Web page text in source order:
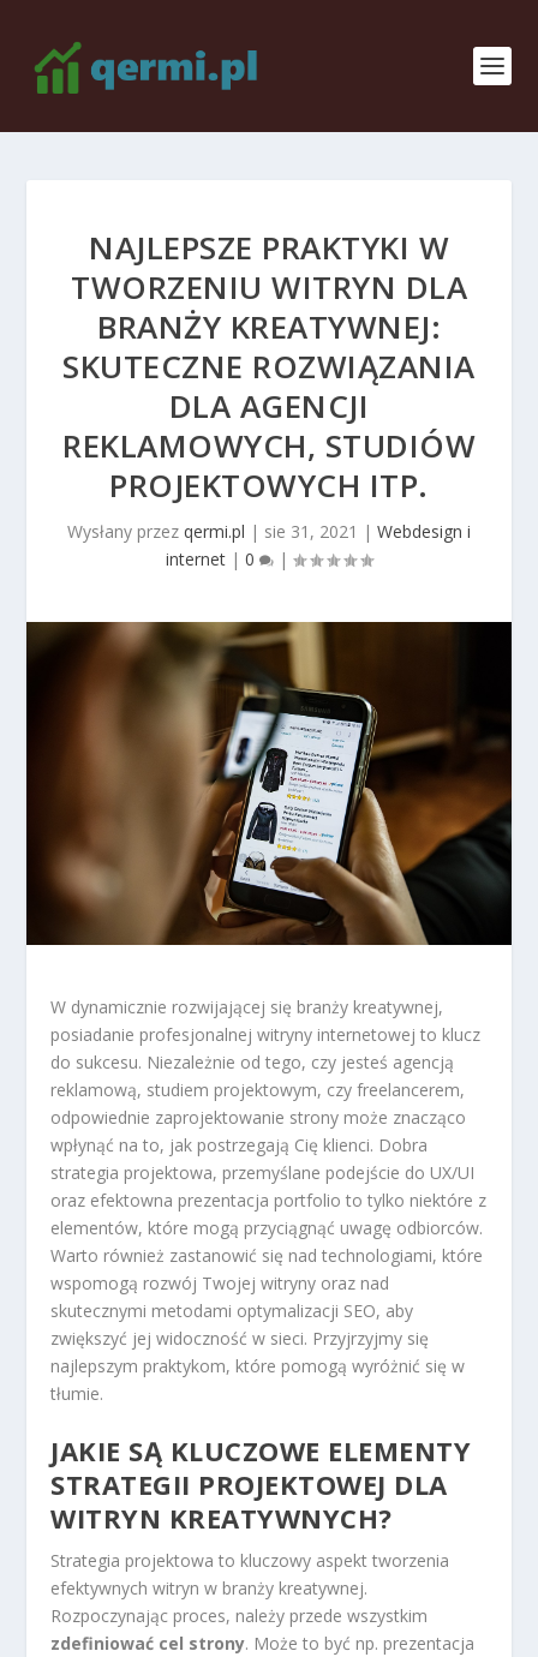
NAJLEPSZE PRAKTYKI W
TWORZENIU WITRYN DLA
BRANŻY KREATYWNEJ:
SKUTECZNE ROZWIĄZANIA
DLA AGENCJI
REKLAMOWYCH, STUDIÓW
PROJEKTOWYCH ITP.
Wysłany przez qermi.pl | sie 31, 2021 | Webdesign i
internet | 0 |
W dynamicznie rozwijającej się branży kreatywnej,
posiadanie profesjonalnej witryny internetowej to klucz
do sukcesu. Niezależnie od tego, czy jesteś agencją
reklamową, studiem projektowym, czy freelancerem,
odpowiednie zaprojektowanie strony może znacząco
wpłynąć na to, jak postrzegają Cię klienci. Dobra
strategia projektowa, przemyślane podejście do UX/UI
oraz efektowna prezentacja portfolio to tylko niektóre z
elementów, które mogą przyciągnąć uwagę odbiorców.
Warto również zastanowić się nad technologiami, które
wspomogą rozwój Twojej witryny oraz nad
skutecznymi metodami optymalizacji SEO, aby
zwiększyć jej widoczność w sieci. Przyjrzyjmy się
najlepszym praktykom, które pomogą wyróżnić się w
tłumie.
JAKIE SĄ KLUCZOWE ELEMENTY
STRATEGII PROJEKTOWEJ DLA
WITRYN KREATYWNYCH?
Strategia projektowa to kluczowy aspekt tworzenia
efektywnych witryn w branży kreatywnej.
Rozpoczynając proces, należy przede wszystkim
zdefiniować cel strony. Może to być np. prezentacja